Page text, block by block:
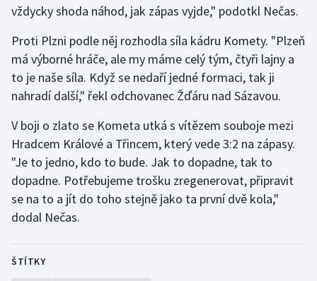
vždycky shoda náhod, jak zápas vyjde," podotkl Nečas.
Proti Plzni podle něj rozhodla síla kádru Komety. "Plzeň
má výborné hráče, ale my máme celý tým, čtyři lajny a
to je naše síla. Když se nedaří jedné formaci, tak ji
nahradí další," řekl odchovanec Žďáru nad Sázavou.
V boji o zlato se Kometa utká s vítězem souboje mezi
Hradcem Králové a Třincem, který vede 3:2 na zápasy.
"Je to jedno, kdo to bude. Jak to dopadne, tak to
dopadne. Potřebujeme trošku zregenerovat, připravit
se na to a jít do toho stejně jako ta první dvě kola,"
dodal Nečas.
ŠTÍTKY